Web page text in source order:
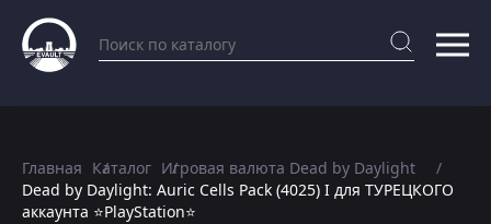
Главная Каталог Игровая валюта Dead by Daylight
Dead by Daylight: Auric Cells Pack (4025) I для ТУРЕЦКОГО
аккаунта ⭐PlayStation⭐